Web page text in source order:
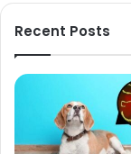
Recent Posts